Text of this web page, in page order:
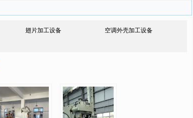
翅片加工设备
空调外壳加工设备